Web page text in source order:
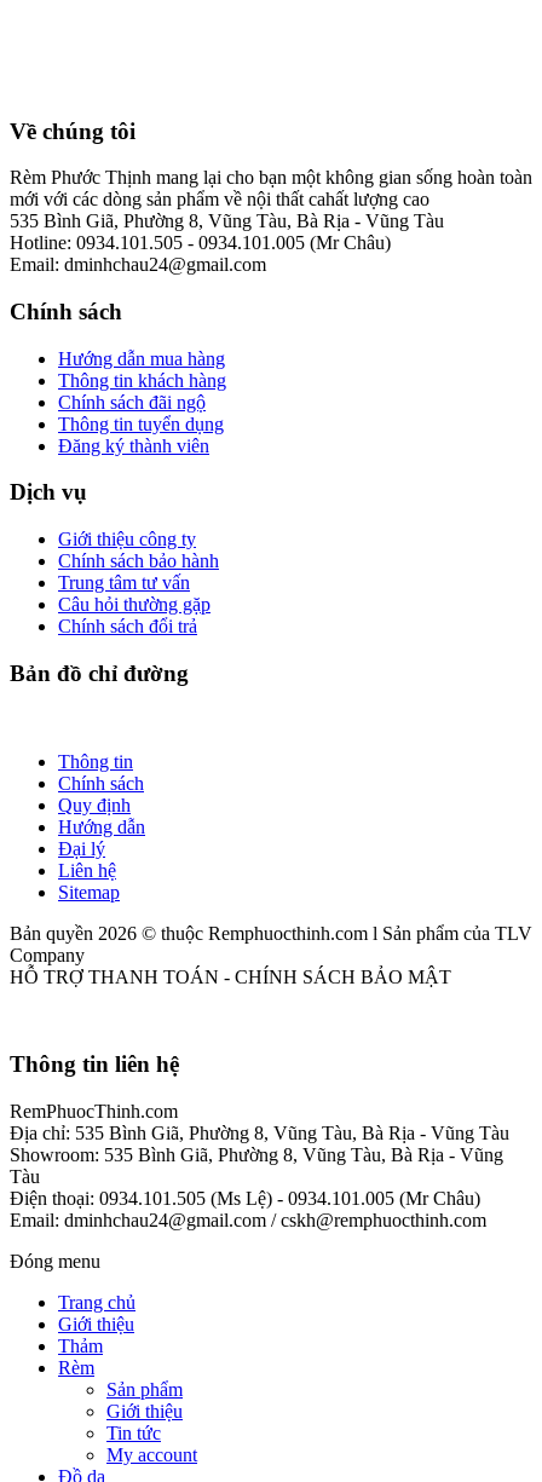
Về chúng tôi
Rèm Phước Thịnh mang lại cho bạn một không gian sống hoàn toàn
mới với các dòng sản phẩm về nội thất cahất lượng cao
535 Bình Giã, Phường 8, Vũng Tàu, Bà Rịa - Vũng Tàu
Hotline: 0934.101.505 - 0934.101.005 (Mr Châu)
Email: dminhchau24@gmail.com
Chính sách
Hướng dẫn mua hàng
Thông tin khách hàng
Chính sách đãi ngộ
Thông tin tuyển dụng
Đăng ký thành viên
Dịch vụ
Giới thiệu công ty
Chính sách bảo hành
Trung tâm tư vấn
Câu hỏi thường gặp
Chính sách đổi trả
Bản đồ chỉ đường
Thông tin
Chính sách
Quy định
Hướng dẫn
Đại lý
Liên hệ
Sitemap
Bản quyền 2026 © thuộc Remphuocthinh.com l Sản phẩm của TLV
Company
HỖ TRỢ THANH TOÁN - CHÍNH SÁCH BẢO MẬT
Thông tin liên hệ
RemPhuocThinh.com
Địa chỉ: 535 Bình Giã, Phường 8, Vũng Tàu, Bà Rịa - Vũng Tàu
Showroom: 535 Bình Giã, Phường 8, Vũng Tàu, Bà Rịa - Vũng
Tàu
Điện thoại: 0934.101.505 (Ms Lệ) - 0934.101.005 (Mr Châu)
Email: dminhchau24@gmail.com / cskh@remphuocthinh.com
Đóng menu
Trang chủ
Giới thiệu
Thảm
Rèm
Sản phẩm
Giới thiệu
Tin tức
My account
Đồ da